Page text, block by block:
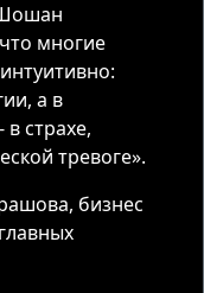
многие
а в
в страхе,
тревоге».
бизнес